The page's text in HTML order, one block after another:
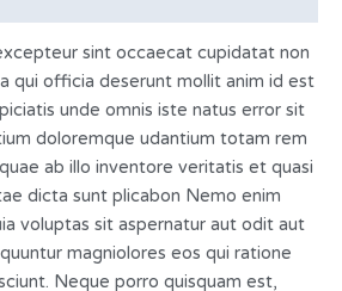
sint occaecat cupidatat non
qui officia deserunt mollit anim id est
unde omnis iste natus error sit
doloremque udantium totam rem
ab illo inventore veritatis et quasi
dicta sunt plicabon Nemo enim
voluptas sit aspernatur aut odit aut
magniolores eos qui ratione
Neque porro quisquam est,